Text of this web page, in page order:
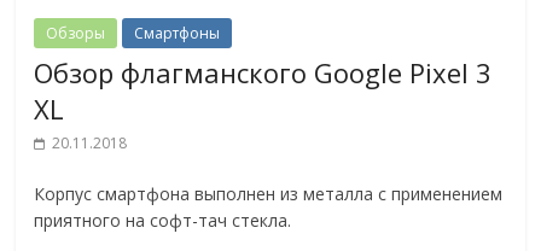
Обзоры Смартфоны
Обзор флагманского Google Pixel 3
XL
20.11.2018
Корпус смартфона выполнен из металла с применением
приятного на софт-тач стекла.